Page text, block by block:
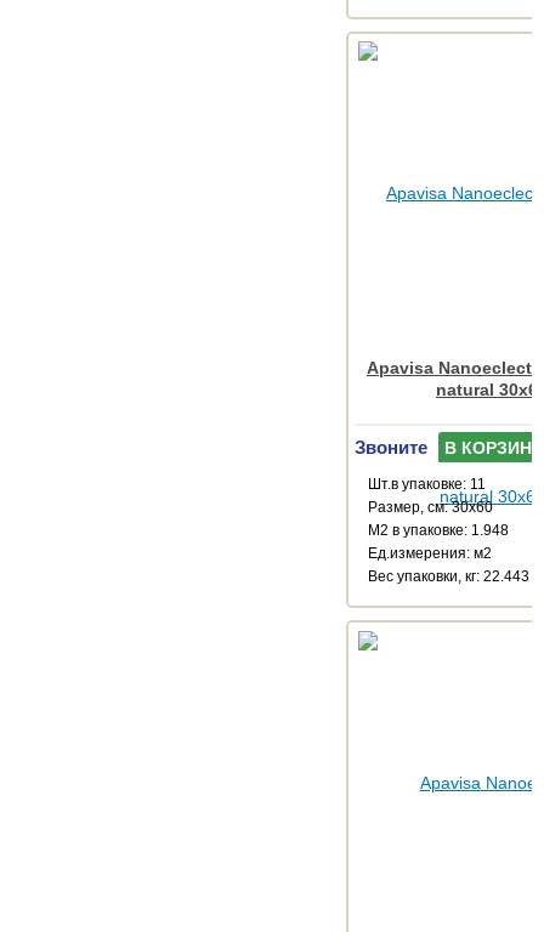
Apavisa
natural
Звоните В КОРЗИНУ
Шт.в упаковке: 11
Размер, см: 30x60
М2 в упаковке: 1.948
Ед.измерения: м2
Веc упаковки, кг: 22.443